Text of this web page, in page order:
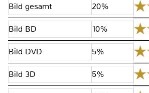
Bild gesamt
20%
Bild BD 10%
Bild DVD 5%
Bild 3D 5%